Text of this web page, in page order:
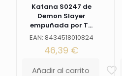
Katana S0247 de
Demon Slayer
empuñada por T...
EAN: 8434518010824
46,39 €
Añadir al carrito